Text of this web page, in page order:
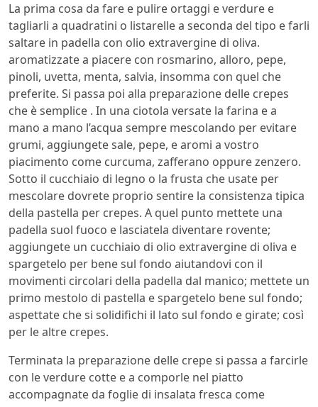
La prima cosa da fare e pulire ortaggi e verdure e
tagliarli a quadratini o listarelle a seconda del tipo e farli
saltare in padella con olio extravergine di oliva.
aromatizzate a piacere con rosmarino, alloro, pepe,
pinoli, uvetta, menta, salvia, insomma con quel che
preferite. Si passa poi alla preparazione delle crepes
che è semplice . In una ciotola versate la farina e a
mano a mano l’acqua sempre mescolando per evitare
grumi, aggiungete sale, pepe, e aromi a vostro
piacimento come curcuma, zafferano oppure zenzero.
Sotto il cucchiaio di legno o la frusta che usate per
mescolare dovrete proprio sentire la consistenza tipica
della pastella per crepes. A quel punto mettete una
padella suol fuoco e lasciatela diventare rovente;
aggiungete un cucchiaio di olio extravergine di oliva e
spargetelo per bene sul fondo aiutandovi con il
movimenti circolari della padella dal manico; mettete un
primo mestolo di pastella e spargetelo bene sul fondo;
aspettate che si solidifichi il lato sul fondo e girate; così
per le altre crepes.
Terminata la preparazione delle crepe si passa a farcirle
con le verdure cotte e a comporle nel piatto
accompagnate da foglie di insalata fresca come